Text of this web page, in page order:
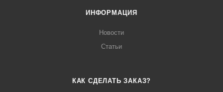
ИНФОРМАЦИЯ
Новости
Статьи
КАК СДЕЛАТЬ ЗАКАЗ?